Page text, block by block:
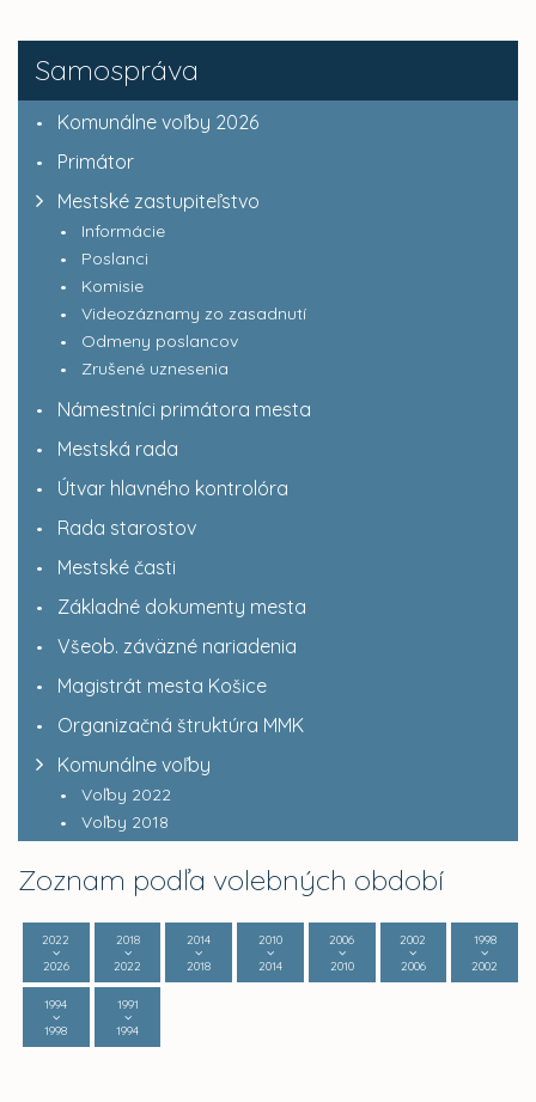
Samospráva
Komunálne voľby 2026
Primátor
Mestské zastupiteľstvo
Informácie
Poslanci
Komisie
Videozáznamy zo zasadnutí
Odmeny poslancov
Zrušené uznesenia
Námestníci primátora mesta
Mestská rada
Útvar hlavného kontrolóra
Rada starostov
Mestské časti
Základné dokumenty mesta
Všeob. záväzné nariadenia
Magistrát mesta Košice
Organizačná štruktúra MMK
Komunálne voľby
Voľby 2022
Voľby 2018
Zoznam podľa volebných období
2022
2026
2018
2022
2014
2018
2010
2014
2006
2010
2002
2006
1998
2002
1994
1998
1991
1994